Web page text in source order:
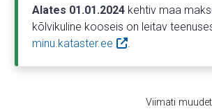
Alates 01.01.2024kehtiv maa
kõlvikuline kooseis on leitav
minu.kataster.ee
.
Viimati